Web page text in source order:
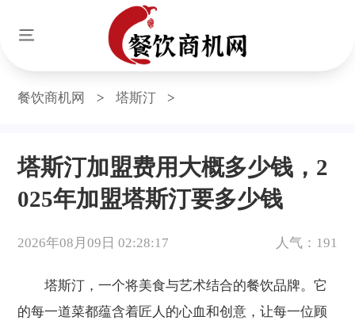
餐饮商机网 > 塔斯汀 >
塔斯汀加盟费用大概多少钱，2
025年加盟塔斯汀要多少钱
2026年08月09日 02:28:17 人气：191
塔斯汀，一个将美食与艺术结合的餐饮品牌。它
的每一道菜都蕴含着匠人的心血和创意，让每一位顾